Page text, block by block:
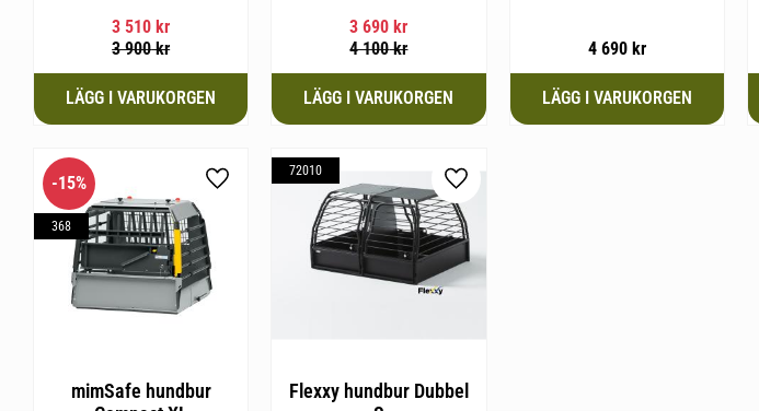
3 510 kr
3 900kr
3 690 kr
4 100kr 4 690kr
mimSafe hundbur
15%
368
Lägg till i favoriter
Flexxy hundbur Dubbel
72010
Lägg till i favoriter